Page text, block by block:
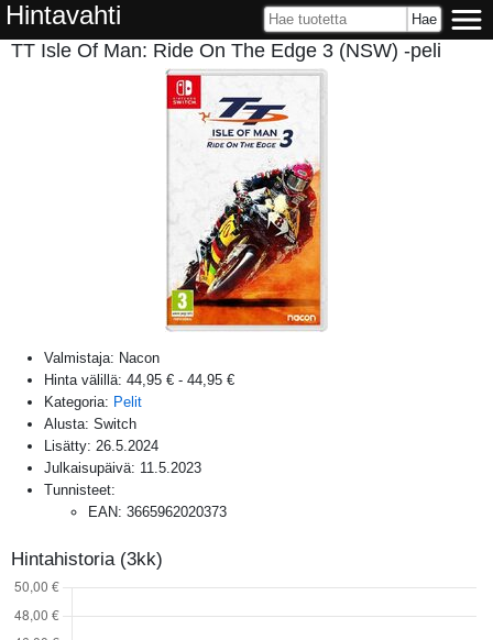
Hintavahti
TT Isle Of Man: Ride On The Edge 3 (NSW) -peli
Valmistaja: Nacon
Hinta välillä: 44,95 € - 44,95 €
Kategoria: Pelit
Alusta: Switch
Lisätty: 26.5.2024
Julkaisupäivä: 11.5.2023
Tunnisteet:
EAN: 3665962020373
Hintahistoria (3kk)